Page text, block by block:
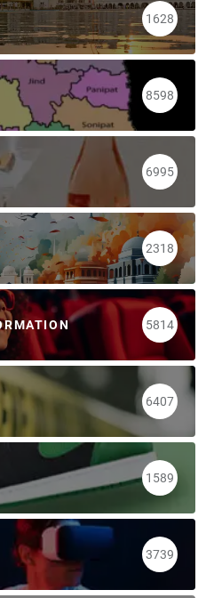
1628
8598
6995
2318
5814
6407
1589
3739